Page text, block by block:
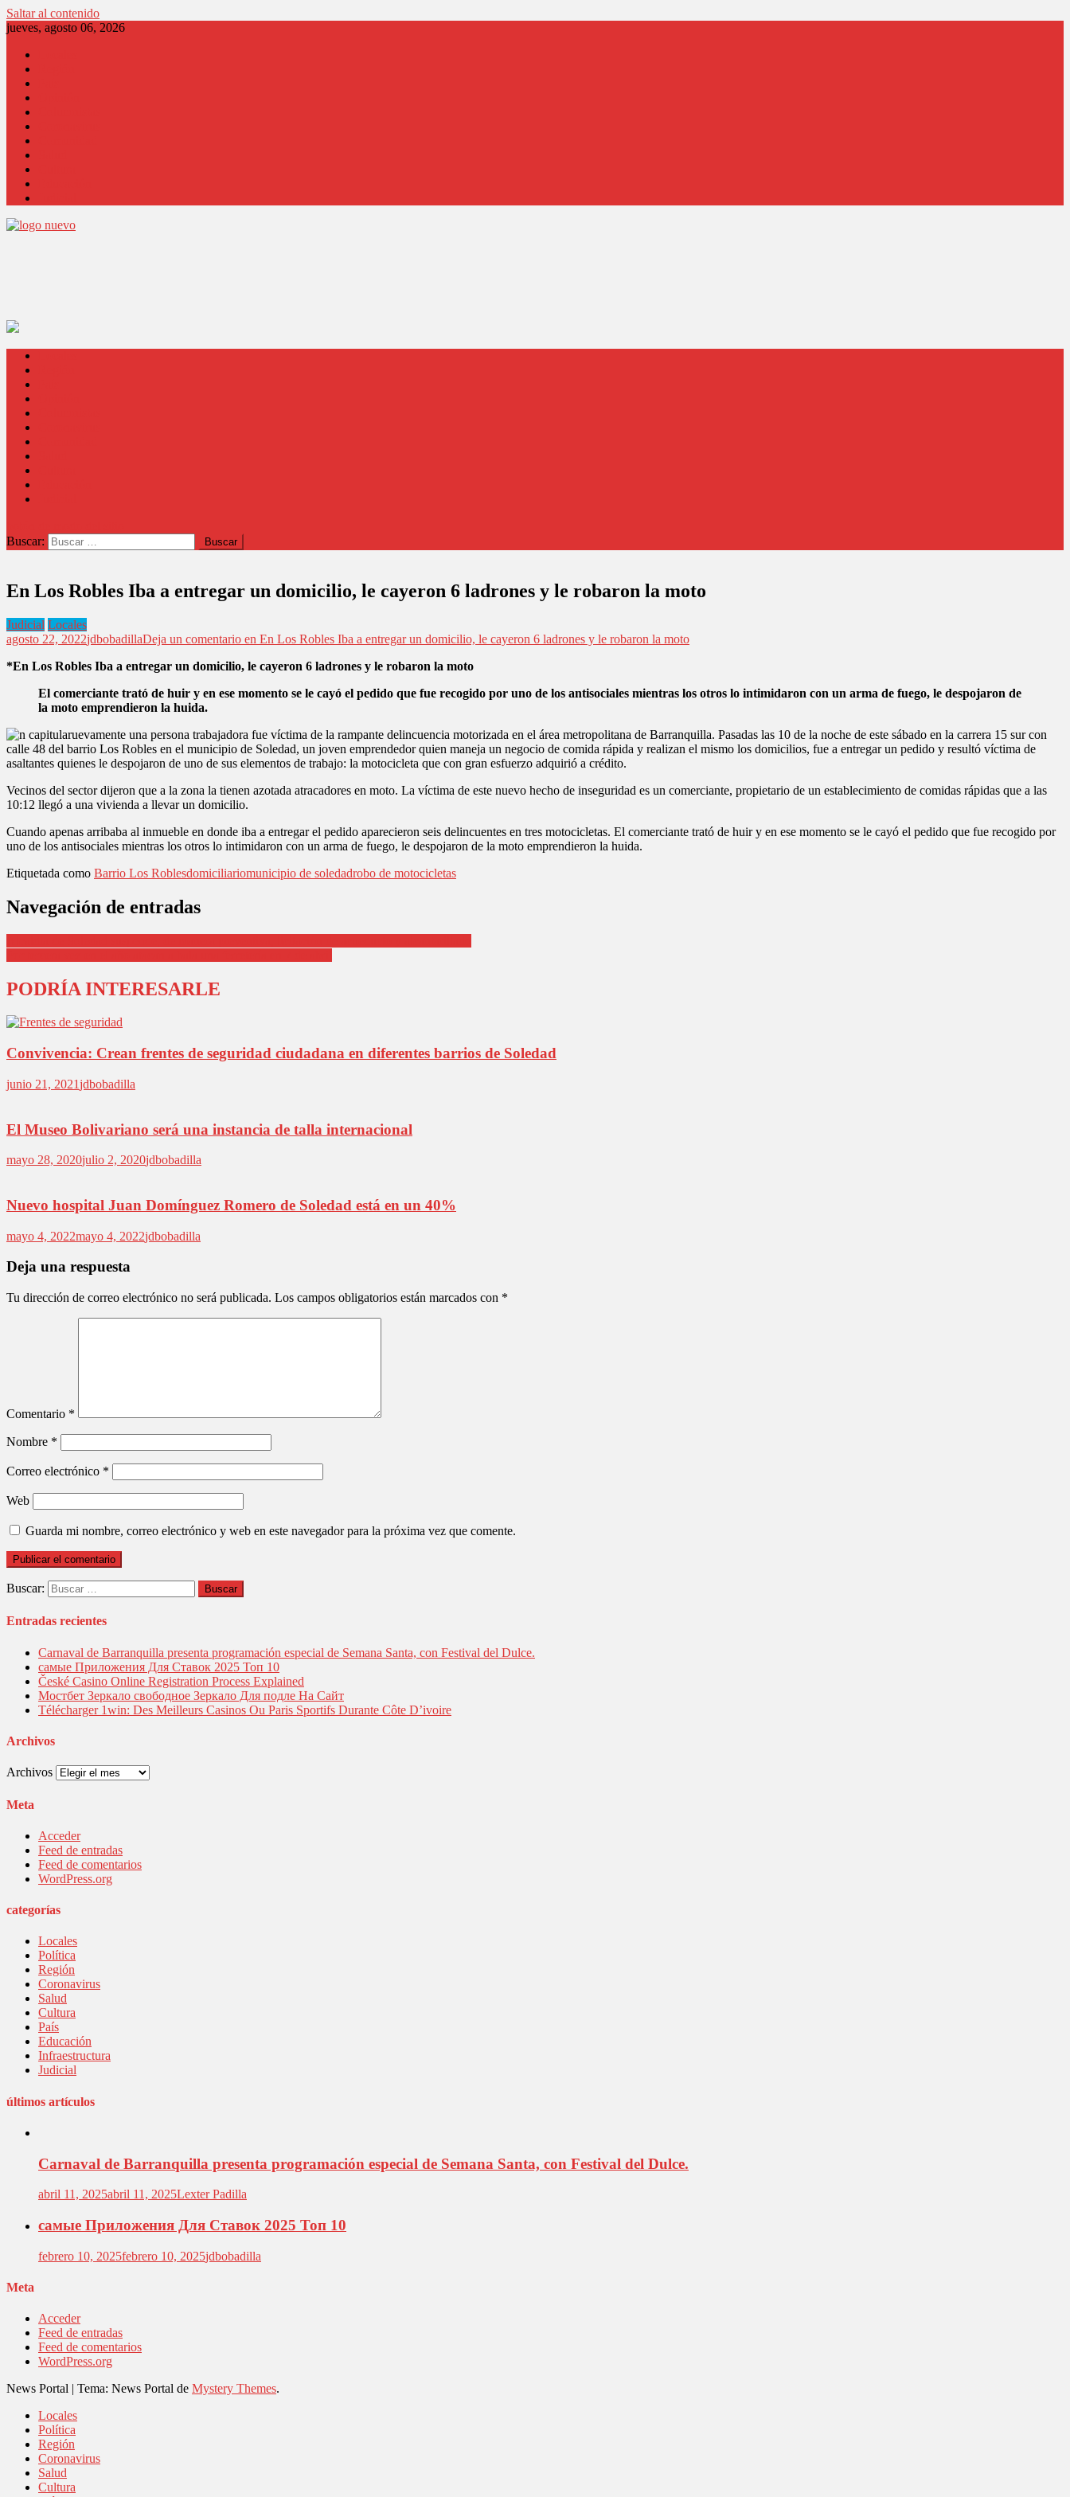
Saltar al contenido
jueves, agosto 06, 2026
Buscar:
En Los Robles Iba a entregar un domicilio, le cayeron 6 ladrones y le robaron la moto
Judicial Locales
agosto 22, 2022jdbobadillaDeja un comentario en En Los Robles Iba a entregar un domicilio, le cayeron 6 ladrones y le robaron la moto
*En Los Robles Iba a entregar un domicilio, le cayeron 6 ladrones y le robaron la moto
El comerciante trató de huir y en ese momento se le cayó el pedido que fue recogido por uno de los antisociales mientras los otros lo intimidaron con un arma de fuego, le despojaron de
la moto emprendieron la huida.
uevamente una persona trabajadora fue víctima de la rampante delincuencia motorizada en el área metropolitana de Barranquilla. Pasadas las 10 de la noche de este sábado en la carrera 15 sur con
calle 48 del barrio Los Robles en el municipio de Soledad, un joven emprendedor quien maneja un negocio de comida rápida y realizan el mismo los domicilios, fue a entregar un pedido y resultó víctima de
asaltantes quienes le despojaron de uno de sus elementos de trabajo: la motocicleta que con gran esfuerzo adquirió a crédito.
Vecinos del sector dijeron que a la zona la tienen azotada atracadores en moto. La víctima de este nuevo hecho de inseguridad es un comerciante, propietario de un establecimiento de comidas rápidas que a las
10:12 llegó a una vivienda a llevar un domicilio.
Cuando apenas arribaba al inmueble en donde iba a entregar el pedido aparecieron seis delincuentes en tres motocicletas. El comerciante trató de huir y en ese momento se le cayó el pedido que fue recogido por
uno de los antisociales mientras los otros lo intimidaron con un arma de fuego, le despojaron de la moto emprendieron la huida.
Etiquetada como Barrio Los Roblesdomiciliariomunicipio de soledadrobo de motocicletas
Navegación de entradas
PODRÍA INTERESARLE
Convivencia: Crean frentes de seguridad ciudadana en diferentes barrios de Soledad
junio 21, 2021jdbobadilla
El Museo Bolivariano será una instancia de talla internacional
mayo 28, 2020julio 2, 2020jdbobadilla
Nuevo hospital Juan Domínguez Romero de Soledad está en un 40%
mayo 4, 2022mayo 4, 2022jdbobadilla
Deja una respuesta
Tu dirección de correo electrónico no será publicada. Los campos obligatorios están marcados con *
Comentario *
Nombre *
Correo electrónico *
Web
Guarda mi nombre, correo electrónico y web en este navegador para la próxima vez que comente.
Buscar:
Entradas recientes
Carnaval de Barranquilla presenta programación especial de Semana Santa, con Festival del Dulce.
самые Приложения Для Ставок 2025 Топ 10
České Casino Online Registration Process Explained
Мостбет Зеркало свободное Зеркало Для подле На Сайт
Télécharger 1win: Des Meilleurs Casinos Ou Paris Sportifs Durante Côte D’ivoire
Archivos
Archivos
Meta
Acceder
Feed de entradas
Feed de comentarios
WordPress.org
categorías
Locales
Política
Región
Coronavirus
Salud
Cultura
País
Educación
Infraestructura
Judicial
últimos artículos
Carnaval de Barranquilla presenta programación especial de Semana Santa, con Festival del Dulce.
abril 11, 2025abril 11, 2025Lexter Padilla
самые Приложения Для Ставок 2025 Топ 10
febrero 10, 2025febrero 10, 2025jdbobadilla
Meta
Acceder
Feed de entradas
Feed de comentarios
WordPress.org
News Portal | Tema: News Portal de Mystery Themes.
Locales
Política
Región
Coronavirus
Salud
Cultura